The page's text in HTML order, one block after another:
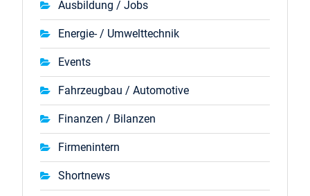
Ausbildung / Jobs
Energie- / Umwelttechnik
Events
Fahrzeugbau / Automotive
Finanzen / Bilanzen
Firmenintern
Shortnews